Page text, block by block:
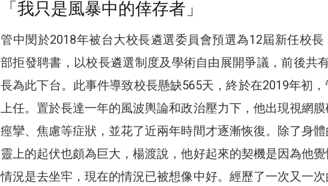
「我只是風暴中的倖存者」
管中閔於2018年被台大校長遴選委員會預選為12屆新任校
部拒發聘書，以校長遴選制度及學術自由展開爭議，前後共
長為此下台。此事件導致校長懸缺565天，終於在2019年初
上任。置於長達一年的風波輿論和政治壓力下，他出現視網
痙攣、焦慮等症狀，並花了近兩年時間才逐漸恢復。除了身
靈上的起伏也頗為巨大，楊渡說，他好起來的契機是因為他
情況是去坐牢，現在的情況已被想像中好。經歷了一次又一